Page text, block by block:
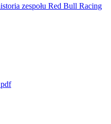
zespołu Red Bull Racing